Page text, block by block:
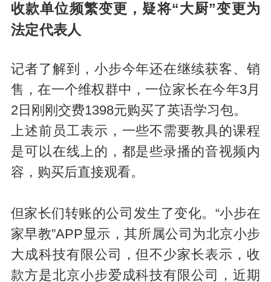
收款单位频繁变更，疑将“大厨”变更为
法定代表人
记者了解到，小步今年还在继续获客、销
售，在一个维权群中，一位家长在今年3月
2日刚刚交费1398元购买了英语学习包。
上述前员工表示，一些不需要教具的课程
是可以在线上的，都是些录播的音视频内
容，购买后直接观看。
但家长们转账的公司发生了变化。“小步在
家早教”APP显示，其所属公司为北京小步
大成科技有限公司，但不少家长表示，收
款方是北京小步爱成科技有限公司，近期